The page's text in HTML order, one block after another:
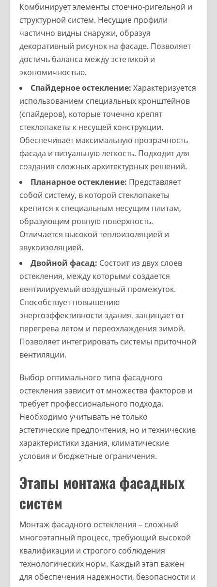
Комбинирует элементы стоечно-ригельной и
структурной систем. Несущие профили
частично видны снаружи, образуя
декоративный рисунок на фасаде. Позволяет
достичь баланса между эстетикой и
экономичностью.
Спайдерное остекление: Характеризуется
использованием специальных кронштейнов
(спайдеров), которые точечно крепят
стеклопакеты к несущей конструкции.
Обеспечивает максимальную прозрачность
фасада и визуальную легкость. Подходит для
создания сложных архитектурных решений.
Планарное остекление: Представляет
собой систему, в которой стеклопакеты
крепятся к специальным несущим плитам,
образующим ровную поверхность.
Отличается высокой теплоизоляцией и
звукоизоляцией.
Двойной фасад: Состоит из двух слоев
остекления, между которыми создается
вентилируемый воздушный промежуток.
Способствует повышению
энергоэффективности здания, защищает от
перегрева летом и переохлаждения зимой.
Позволяет интегрировать системы приточной
вентиляции.
Выбор оптимального типа фасадного
остекления зависит от множества факторов и
требует профессионального подхода.
Необходимо учитывать не только
эстетические предпочтения, но и технические
характеристики здания, климатические
условия и бюджетные ограничения.
Этапы монтажа фасадных
систем
Монтаж фасадного остекления – сложный
многоэтапный процесс, требующий высокой
квалификации и строгого соблюдения
технологических норм. Каждый этап важен
для обеспечения надежности, безопасности и